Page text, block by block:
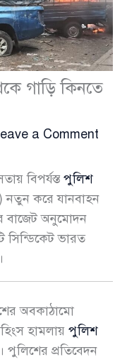
গাড়ি কিনতে
a Comment
বিপর্যস্তপুলিশ
নতুন করে যানবাহন
বাজেট অনুমোদন
সিন্ডিকেট ভারত
অবকাঠামো
হামলায় পুলিশ
পুলিশের প্রতিবেদন